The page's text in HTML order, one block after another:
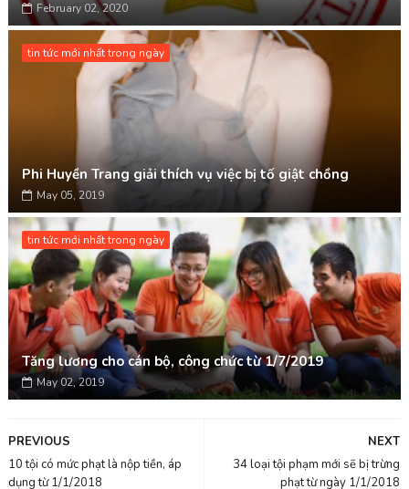
February 02, 2020
tin tức mới nhất trong ngày
Phi Huyền Trang giải thích vụ việc bị tố giật chồng
May 05, 2019
tin tức mới nhất trong ngày
Tăng lương cho cán bộ, công chức từ 1/7/2019
May 02, 2019
NEXT
34 loại tội phạm mới sẽ bị trừng
phạt từ ngày 1/1/2018
PREVIOUS
10 tội có mức phạt là nộp tiền, áp
dụng từ 1/1/2018